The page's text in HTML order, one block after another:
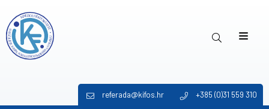
referada@kifos.hr +385 (0)31 559 310